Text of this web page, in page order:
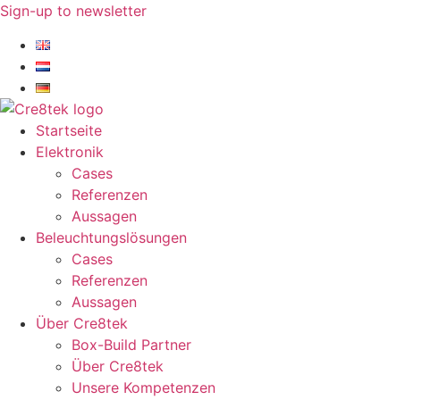
Zum
springen
Sign-up to newsletter​
Startseite
Elektronik
Cases
Referenzen
Aussagen
Beleuchtungslösungen
Cases
Referenzen
Aussagen
Über Cre8tek
Box-Build Partner
Über Cre8tek
Unsere Kompetenzen